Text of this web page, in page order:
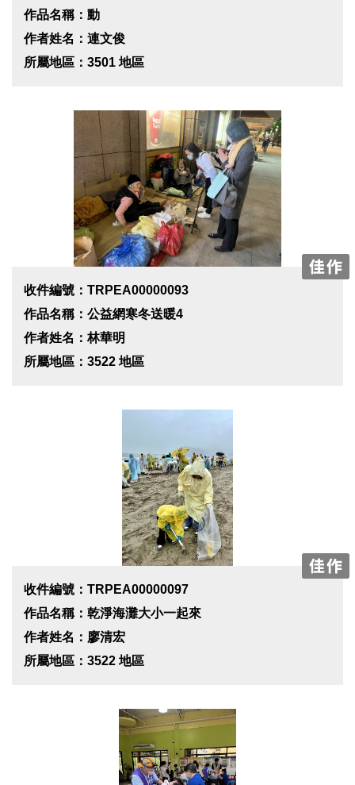
作品名稱：動
作者姓名：連文俊
所屬地區：3501 地區
收件編號：TRPEA00000093
作品名稱：公益網寒冬送暖4
作者姓名：林華明
所屬地區：3522 地區
收件編號：TRPEA00000097
作品名稱：乾淨海灘大小一起來
作者姓名：廖清宏
所屬地區：3522 地區